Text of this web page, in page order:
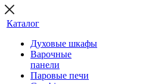
Каталог
Духовые шкафы
Варочные
панели
Паровые печи